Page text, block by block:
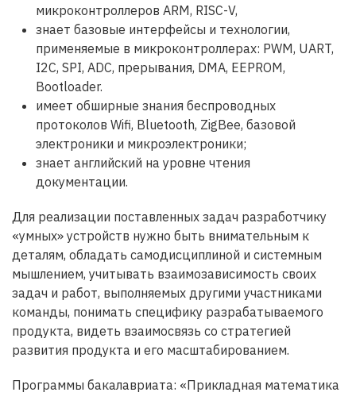
микроконтроллеров ARM, RISC-V,
знает базовые интерфейсы и технологии,
применяемые в микроконтроллерах: PWM, UART,
I2C, SPI, ADC, прерывания, DMA, EEPROM,
Bootloader.
имеет обширные знания беспроводных
протоколов Wifi, Bluetooth, ZigBee, базовой
электроники и микроэлектроники;
знает английский на уровне чтения
документации.
Для реализации поставленных задач разработчику
«умных» устройств нужно быть внимательным к
деталям, обладать самодисциплиной и системным
мышлением, учитывать взаимозависимость своих
задач и работ, выполняемых другими участниками
команды, понимать специфику разрабатываемого
продукта, видеть взаимосвязь со стратегией
развития продукта и его масштабированием.
Программы бакалавриата: «Прикладная математика